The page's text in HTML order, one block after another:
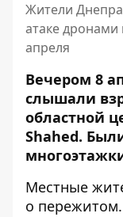
Жители
атаке
апреля
Вечером 8
слышали
областной
Shahed.
Местные
о пережитом.